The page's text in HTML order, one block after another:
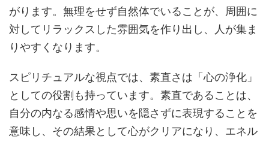
がります。無理をせず自然体でいることが、周囲に
対してリラックスした雰囲気を作り出し、人が集ま
りやすくなります。
スピリチュアルな視点では、素直さは「心の浄化」
としての役割も持っています。素直であることは、
自分の内なる感情や思いを隠さずに表現することを
意味し、その結果として心がクリアになり、エネル